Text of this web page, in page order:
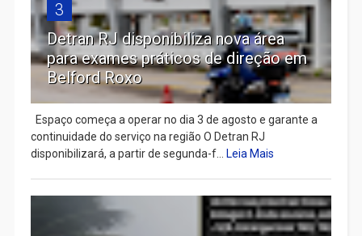
3
Detran RJ disponibiliza nova área
para exames práticos de direção em
Belford Roxo
Espaço começa a operar no dia 3 de agosto e garante a
continuidade do serviço na região O Detran RJ
disponibilizará, a partir de segunda-f... Leia Mais